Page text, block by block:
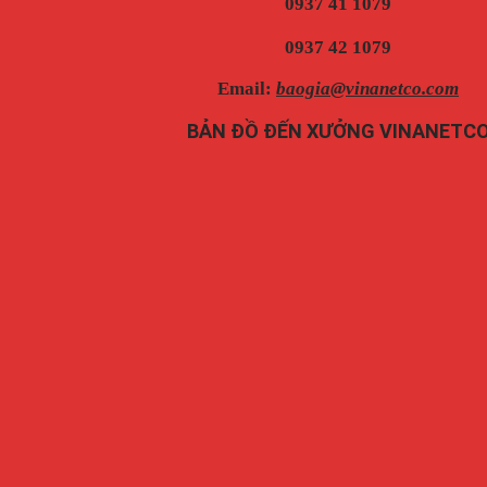
0937 42 1079
Email: baogia@vinanetco.com
BẢN ĐỒ ĐẾN XƯỞNG